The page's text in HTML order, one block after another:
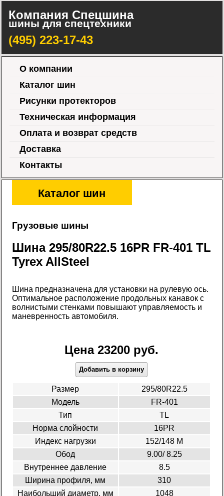
Компания Спецшина
шины для спецтехники
(495) 223-17-43
О компании
Каталог шин
Рисунки протекторов
Техническая информация
Оплата и возврат средств
Доставка
Контакты
Каталог шин
Грузовые шины
Шина 295/80R22.5 16PR FR-401 TL
Tyrex AllSteel
Шина предназначена для установки на рулевую ось.
Оптимальное расположение продольных канавок с
волнистыми стенками повышают управляемость и
маневренность автомобиля.
Цена 23200 руб.
Добавить в корзину
Размер
295/80R22.5
Модель
FR-401
Тип
TL
Норма слойности
16PR
Индекс нагрузки
152/148 M
Обод
9.00/ 8.25
Внутреннее давление
8.5
Ширина профиля, мм
310
Наибольший диаметр, мм
1048